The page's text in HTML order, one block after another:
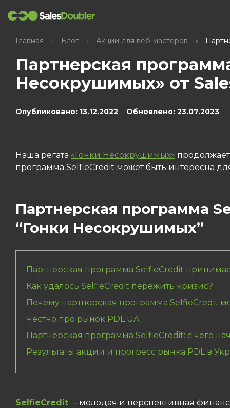
Главная Блог Акции для веб-мастеров
Партнерская
Несокрушимых» от
Опубликовано: 13.12.2022 Обновлено: 23.07.2023
Наша регата «Гонки Несокрушимых»
программа SelfieCredit может быть интересна
Партнерская программа
“Гонки Несокрушимых”
Партнерская программа SelfieCredit
Как удалось SelfieCredit пережить кризис?
Почему партнерская программа SelfieCredit
Честно про рынок PDL UA
Партнерская программа SelfieCredit: с чего
Результаты акции и прогресс рынка PDL в
SelfieCredit – молодая и перспективная